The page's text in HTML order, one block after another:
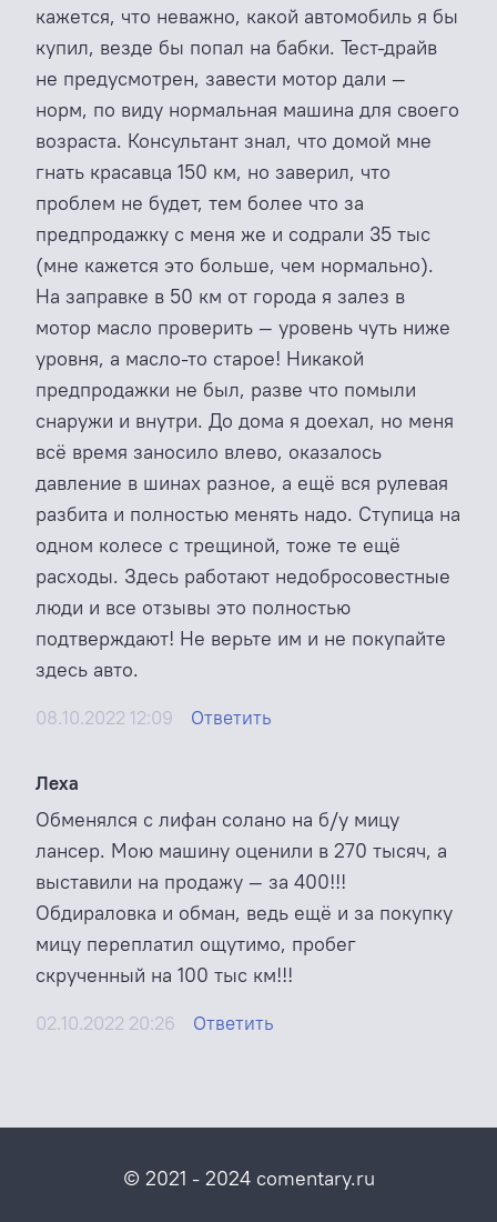
кажется, что неважно, какой автомобиль я бы
купил, везде бы попал на бабки. Тест-драйв
не предусмотрен, завести мотор дали —
норм, по виду нормальная машина для своего
возраста. Консультант знал, что домой мне
гнать красавца 150 км, но заверил, что
проблем не будет, тем более что за
предпродажку с меня же и содрали 35 тыс
(мне кажется это больше, чем нормально).
На заправке в 50 км от города я залез в
мотор масло проверить — уровень чуть ниже
уровня, а масло-то старое! Никакой
предпродажки не был, разве что помыли
снаружи и внутри. До дома я доехал, но меня
всё время заносило влево, оказалось
давление в шинах разное, а ещё вся рулевая
разбита и полностью менять надо. Ступица на
одном колесе с трещиной, тоже те ещё
расходы. Здесь работают недобросовестные
люди и все отзывы это полностью
подтверждают! Не верьте им и не покупайте
здесь авто.
08.10.2022 12:09 Ответить
Леха
Обменялся с лифан солано на б/у мицу
лансер. Мою машину оценили в 270 тысяч, а
выставили на продажу — за 400!!!
Обдираловка и обман, ведь ещё и за покупку
мицу переплатил ощутимо, пробег
скрученный на 100 тыс км!!!
02.10.2022 20:26 Ответить
© 2021 - 2024 comentary.ru